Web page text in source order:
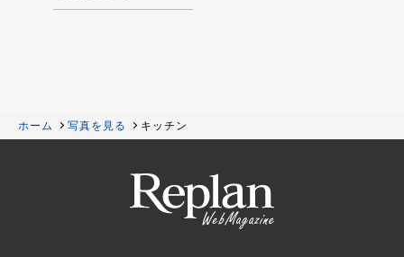
ホーム 写真を見る キッチン